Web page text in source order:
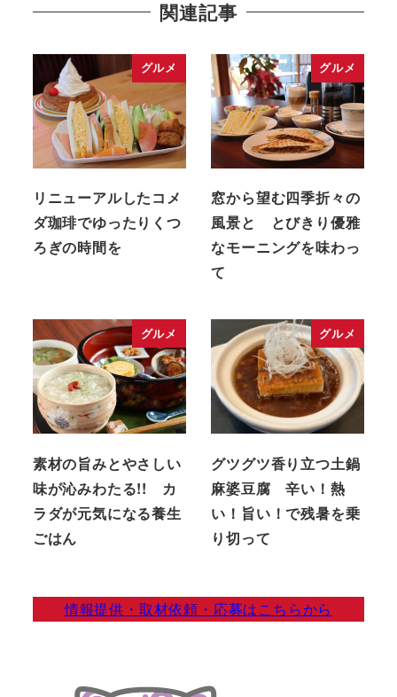
関連記事
グルメ
リニューアルしたコメ
ダ珈琲でゆったりくつ
ろぎの時間を
グルメ
窓から望む四季折々の
風景と とびきり優雅
なモーニングを味わっ
て
グルメ
素材の旨みとやさしい
味が沁みわたる!! カ
ラダが元気になる養生
ごはん
グルメ
グツグツ香り立つ土鍋
麻婆豆腐 辛い！熱
い！旨い！で残暑を乗
り切って
情報提供・取材依頼・応募はこちらから